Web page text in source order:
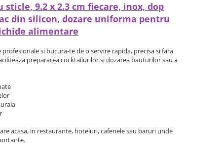
9.2 x 2.3 cm fiecare, inox, dop
din silicon, dozare uniforma pentru
alimentare
si bucura-te de o servire rapida, precisa si fara
prepararea cocktailurilor si dozarea bauturilor sau a
acasa, in restaurante, hoteluri, cafenele sau baruri unde